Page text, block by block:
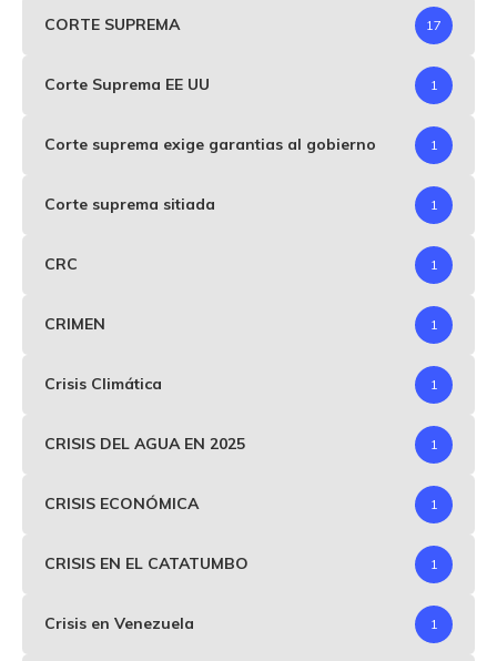
CORTE SUPREMA 17
Corte Suprema EE UU 1
Corte suprema exige garantias al gobierno 1
Corte suprema sitiada 1
CRC 1
CRIMEN 1
Crisis Climática 1
CRISIS DEL AGUA EN 2025 1
CRISIS ECONÓMICA 1
CRISIS EN EL CATATUMBO 1
Crisis en Venezuela 1